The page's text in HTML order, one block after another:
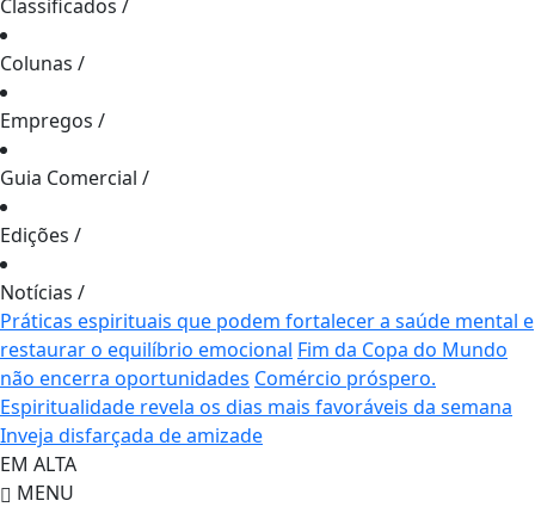
Classificados /
Colunas /
Empregos /
Guia Comercial /
Edições /
Notícias /
Práticas espirituais que podem fortalecer a saúde mental e
restaurar o equilíbrio emocional Fim da Copa do Mundo
não encerra oportunidades Comércio próspero.
Espiritualidade revela os dias mais favoráveis da semana
Inveja disfarçada de amizade
EM ALTA
MENU